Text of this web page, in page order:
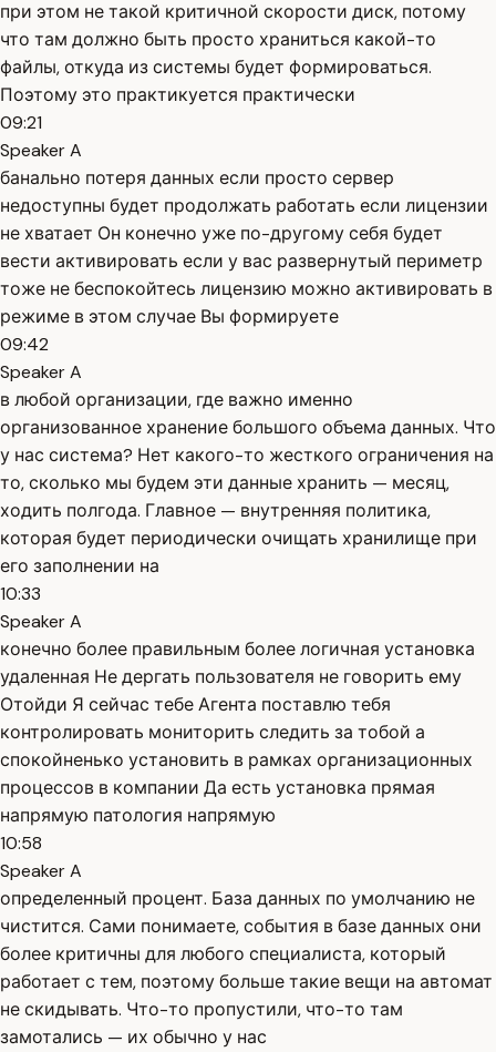
при этом не такой критичной скорости диск, потому
что там должно быть просто храниться какой-то
файлы, откуда из системы будет формироваться.
Поэтому это практикуется практически
09:21
Speaker A
банально потеря данных если просто сервер
недоступны будет продолжать работать если лицензии
не хватает Он конечно уже по-другому себя будет
вести активировать если у вас развернутый периметр
тоже не беспокойтесь лицензию можно активировать в
режиме в этом случае Вы формируете
09:42
Speaker A
в любой организации, где важно именно
организованное хранение большого объема данных. Что
у нас система? Нет какого-то жесткого ограничения на
то, сколько мы будем эти данные хранить — месяц,
ходить полгода. Главное — внутренняя политика,
которая будет периодически очищать хранилище при
его заполнении на
10:33
Speaker A
конечно более правильным более логичная установка
удаленная Не дергать пользователя не говорить ему
Отойди Я сейчас тебе Агента поставлю тебя
контролировать мониторить следить за тобой а
спокойненько установить в рамках организационных
процессов в компании Да есть установка прямая
напрямую патология напрямую
10:58
Speaker A
определенный процент. База данных по умолчанию не
чистится. Сами понимаете, события в базе данных они
более критичны для любого специалиста, который
работает с тем, поэтому больше такие вещи на автомат
не скидывать. Что-то пропустили, что-то там
замотались — их обычно у нас